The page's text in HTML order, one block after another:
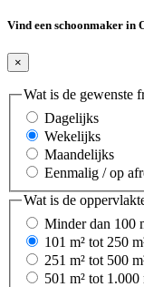
Vind een schoonmaker in
×
Wat is de gewenste
Dagelijks
Wekelijks
Maandelijks
Eenmalig / op
Wat is de
Minder dan 100
101 m² tot 250
251 m² tot 500
501 m² tot 1.000